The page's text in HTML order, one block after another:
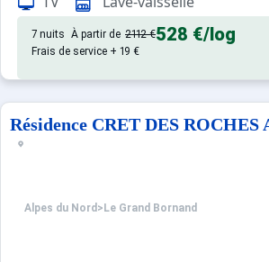
Appartement de particulier :
7 nuits À partir de 2112 €528 €/log
Frais de service + 19 €
Résidence CRET DES ROCHES
Alpes du Nord > Le Grand Bornand